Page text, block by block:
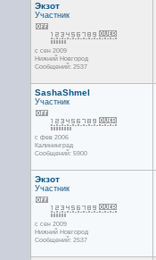
Экзот
Участник
с сен 2009
Нижний Новгород
Сообщений: 2537
SashaShmel
Участник
с фев 2006
Калининград
Сообщений: 5900
Экзот
Участник
с сен 2009
Нижний Новгород
Сообщений: 2537